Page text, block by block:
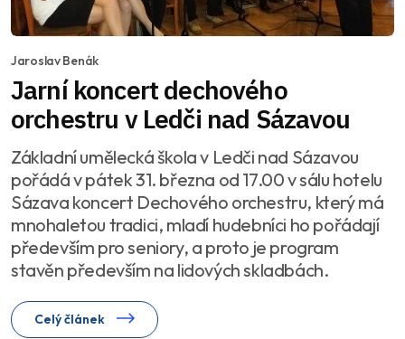
Jaroslav Benák
Jarní koncert dechového
orchestru v Ledči nad Sázavou
Základní umělecká škola v Ledči nad Sázavou
pořádá v pátek 31. března od 17.00 v sálu hotelu
Sázava koncert Dechového orchestru, který má
mnohaletou tradici, mladí hudebníci ho pořádají
především pro seniory, a proto je program
stavěn především na lidových skladbách.
Celý článek